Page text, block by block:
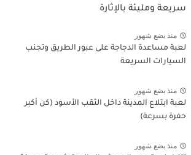
سريعة ومليئة بالإثارة
منذ بضع شهور
لعبة مساعدة الدجاجة على عبور الطريق وتجنب
السيارات السريعة
منذ بضع شهور
لعبة ابتلاع المدينة داخل الثقب الأسود (كن أكبر
حفرة بسرعة)
منذ بضع شهور